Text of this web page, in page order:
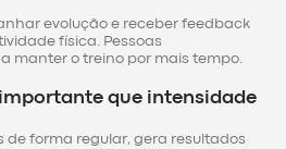
evolução e receber feedback
física. Pessoas
manter o treino por mais tempo.
que intensidade
de forma regular, gera resultados